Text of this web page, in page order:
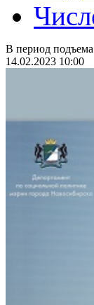
В период подъема
14.02.2023 10:00